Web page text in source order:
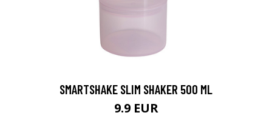
SMARTSHAKE SLIM SHAKER 500 ML
9.9 EUR